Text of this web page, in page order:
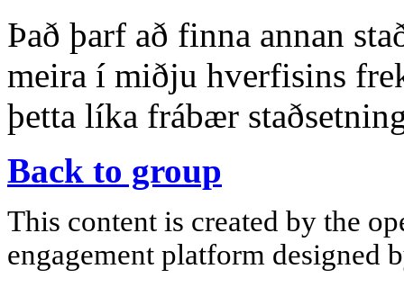
Það þarf að finna annan
meira í miðju hverfisins
þetta líka frábær
Back to group
This content is created by the
engagement platform designed